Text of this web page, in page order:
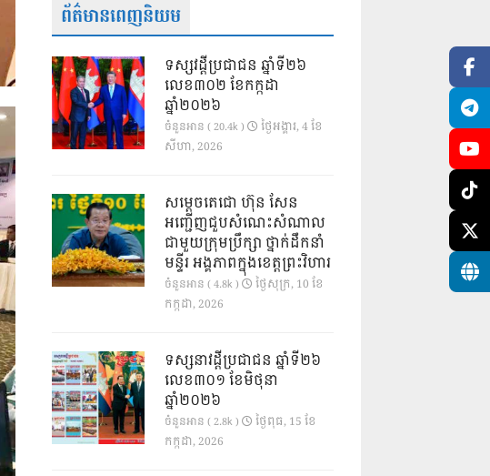
ព័ត៌មានពេញនិយម
ទស្សវដ្តីប្រជាជន ឆ្នាំទី២៦
លេខ៣០២ ខែកក្កដា
ឆ្នាំ២០២៦
ចំនួនអាន ( 20.4k )
ថ្ងៃ​អង្គារ, 4 ខែ​
សីហា, 2026
សម្តេចតេជោ ហ៊ុន សែន
អញ្ជើញជួបសំណេះសំណាល
ជាមួយក្រុមប្រឹក្សា ថ្នាក់ដឹកនាំ
មន្ទីរ អង្គភាពក្នុងខេត្តព្រះវិហារ
ចំនួនអាន ( 4.8k )
ថ្ងៃ​សុក្រ, 10 ខែ​
កក្កដា, 2026
ទស្សនាវដ្ដីប្រជាជន ឆ្នាំទី២៦
លេខ៣០១ ខែមិថុនា
ឆ្នាំ២០២៦
ចំនួនអាន ( 2.8k )
ថ្ងៃ​ពុធ, 15 ខែ​
កក្កដា, 2026